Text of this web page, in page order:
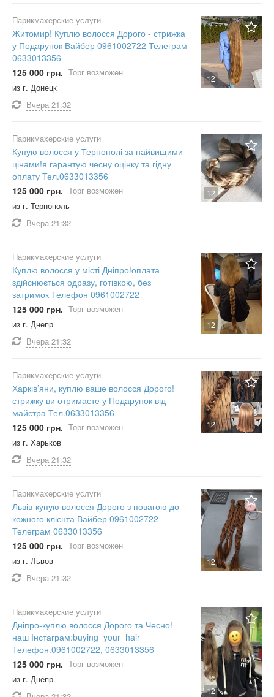
12
Парикмахерские услуги
Житомир! Куплю волосся Дорого - стрижка
у Подарунок Вайбер 0961002722 Телеграм
0633013356
125 000 грн. Торг возможен
из г. Донецк
Вчера 21:32
12
Парикмахерские услуги
Купую волосся у Тернополі за найвищими
цінами!я гарантую чесну оцінку та гідну
оплату Тел.0633013356
125 000 грн. Торг возможен
из г. Тернополь
Вчера 21:32
12
Парикмахерские услуги
Куплю волосся у місті Дніпро!оплата
здійснюється одразу, готівкою, без
затримок Телефон 0961002722
125 000 грн. Торг возможен
из г. Днепр
Вчера 21:32
12
Парикмахерские услуги
Харків’яни, куплю ваше волосся Дорого!
стрижку ви отримаєте у Подарунок від
майстра Тел.0633013356
125 000 грн. Торг возможен
из г. Харьков
Вчера 21:32
12
Парикмахерские услуги
Львів-купую волосся Дорого з повагою до
кожного клієнта Вайбер 0961002722
Телеграм 0633013356
125 000 грн. Торг возможен
из г. Львов
Вчера 21:32
12
Парикмахерские услуги
Дніпро-куплю волосся Дорого та Чесно!
наш Інстаграм:buying_your_hair
Телефон.0961002722, 0633013356
125 000 грн. Торг возможен
из г. Днепр